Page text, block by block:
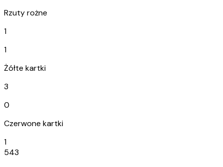
Rzuty rożne
1
1
Żółte kartki
3
0
Czerwone kartki
1
543